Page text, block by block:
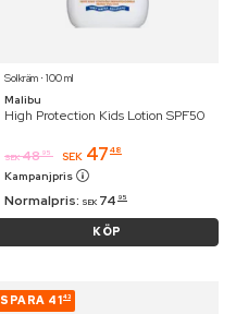
Solkräm ⋅ 100 ml
Malibu
High Protection Kids Lotion SPF50
SEK 48 95 SEK 47 48
Kampanjpris
Normalpris: SEK 74 95
KÖP
SPARA 4143